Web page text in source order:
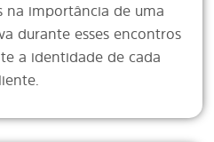
na importância de uma
durante esses encontros
a identidade de cada